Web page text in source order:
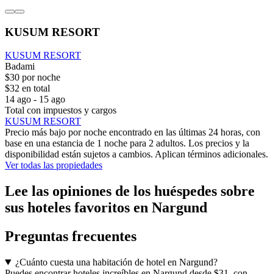
KUSUM RESORT
KUSUM RESORT
Badami
$30 por noche
$32 en total
14 ago - 15 ago
Total con impuestos y cargos
KUSUM RESORT
Precio más bajo por noche encontrado en las últimas 24 horas, con
base en una estancia de 1 noche para 2 adultos. Los precios y la
disponibilidad están sujetos a cambios. Aplican términos adicionales.
Ver todas las propiedades
Lee las opiniones de los huéspedes sobre
sus hoteles favoritos en Nargund
Preguntas frecuentes
¿Cuánto cuesta una habitación de hotel en Nargund?